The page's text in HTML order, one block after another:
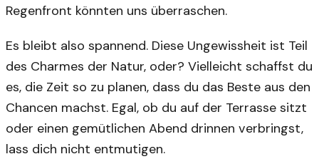
Regenfront könnten uns überraschen.
Es bleibt also spannend. Diese Ungewissheit ist Teil
des Charmes der Natur, oder? Vielleicht schaffst du
es, die Zeit so zu planen, dass du das Beste aus den
Chancen machst. Egal, ob du auf der Terrasse sitzt
oder einen gemütlichen Abend drinnen verbringst,
lass dich nicht entmutigen.